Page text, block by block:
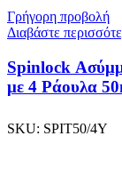
Γρήγορη προβολή
Διαβάστε
Spinlock
με 4 Ράουλα
SKU: SPIT50/4Y